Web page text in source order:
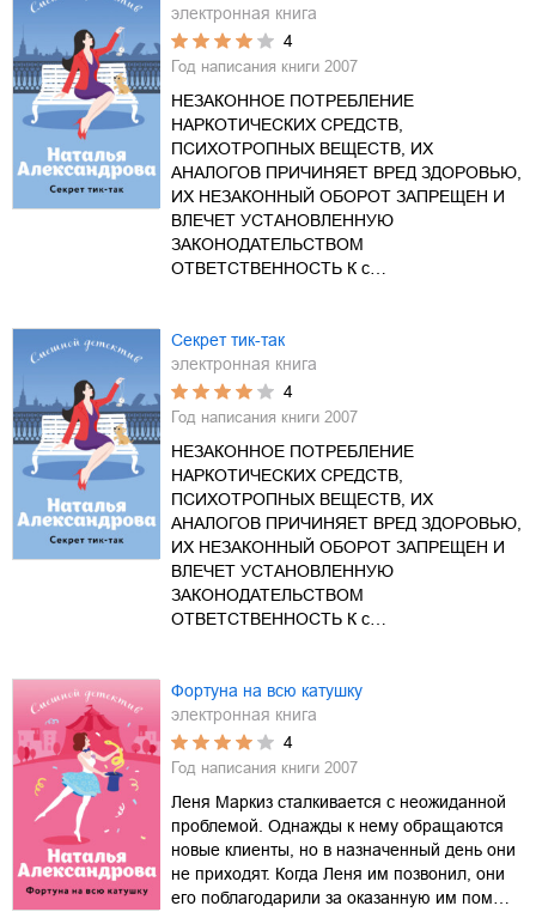
электронная книга
4
Год написания книги 2007
НЕЗАКОННОЕ ПОТРЕБЛЕНИЕ
НАРКОТИЧЕСКИХ СРЕДСТВ,
ПСИХОТРОПНЫХ ВЕЩЕСТВ, ИХ
АНАЛОГОВ ПРИЧИНЯЕТ ВРЕД ЗДОРОВЬЮ,
ИХ НЕЗАКОННЫЙ ОБОРОТ ЗАПРЕЩЕН И
ВЛЕЧЕТ УСТАНОВЛЕННУЮ
ЗАКОНОДАТЕЛЬСТВОМ
ОТВЕТСТВЕННОСТЬ К с…
Секрет тик-так
электронная книга
4
Год написания книги 2007
НЕЗАКОННОЕ ПОТРЕБЛЕНИЕ
НАРКОТИЧЕСКИХ СРЕДСТВ,
ПСИХОТРОПНЫХ ВЕЩЕСТВ, ИХ
АНАЛОГОВ ПРИЧИНЯЕТ ВРЕД ЗДОРОВЬЮ,
ИХ НЕЗАКОННЫЙ ОБОРОТ ЗАПРЕЩЕН И
ВЛЕЧЕТ УСТАНОВЛЕННУЮ
ЗАКОНОДАТЕЛЬСТВОМ
ОТВЕТСТВЕННОСТЬ К с…
Фортуна на всю катушку
электронная книга
4
Год написания книги 2007
Леня Маркиз сталкивается с неожиданной
проблемой. Однажды к нему обращаются
новые клиенты, но в назначенный день они
не приходят. Когда Леня им позвонил, они
его поблагодарили за оказанную им пом…